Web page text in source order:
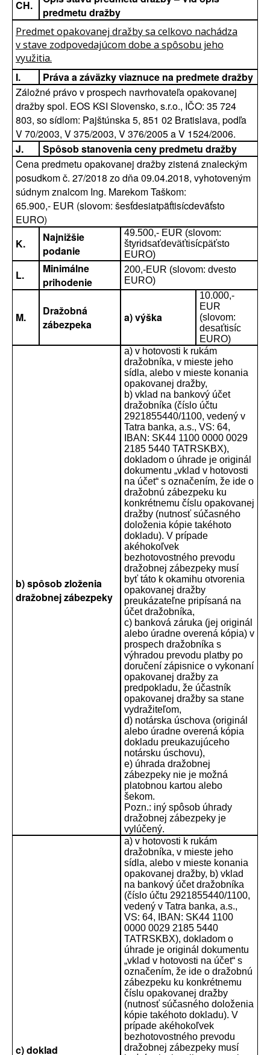
CH.
predmetu dražby
Predmet opakovanej dražby sa celkovo nachádza
v stave zodpovedajúcom dobe a spôsobu jeho
využitia.
I.
Práva a záväzky viaznuce na predmete dražby
Záložné právo v prospech navrhovateľa opakovanej
dražby spol. EOS KSI Slovensko, s.r.o., IČO: 35 724
803, so sídlom: Pajštúnska 5, 851 02 Bratislava, podľa
V 70/2003, V 375/2003, V 376/2005 a V 1524/2006.
J.
Spôsob stanovenia ceny predmetu dražby
Cena predmetu opakovanej dražby zistená znaleckým
posudkom č. 27/2018 zo dňa 09.04.2018, vyhotoveným
súdnym znalcom Ing. Marekom Taškom:
65.900,- EUR (slovom: šesťdesiatpäťtisícdeväťsto
EURO)
K.
Najnižšie
podanie
49.500,- EUR (slovom:
štyridsaťdeväťtisícpäťsto
EURO)
L.
Minimálne
prihodenie
200,-EUR (slovom: dvesto
EURO)
M.
Dražobná
zábezpeka
a) výška
10.000,-
EUR
(slovom:
desaťtisíc
EURO)
b) spôsob zloženia
dražobnej zábezpeky
a) v hotovosti k rukám
dražobníka, v mieste jeho
sídla, alebo v mieste konania
opakovanej dražby,
b) vklad na bankový účet
dražobníka (číslo účtu
2921855440/1100, vedený v
Tatra banka, a.s., VS: 64,
IBAN: SK44 1100 0000 0029
2185 5440 TATRSKBX),
dokladom o úhrade je originál
dokumentu „vklad v hotovosti
na účet“ s označením, že ide o
dražobnú zábezpeku ku
konkrétnemu číslu opakovanej
dražby (nutnosť súčasného
doloženia kópie takéhoto
dokladu). V prípade
akéhokoľvek
bezhotovostného prevodu
dražobnej zábezpeky musí
byť táto k okamihu otvorenia
opakovanej dražby
preukázateľne pripísaná na
účet dražobníka,
c) banková záruka (jej originál
alebo úradne overená kópia) v
prospech dražobníka s
výhradou prevodu platby po
doručení zápisnice o vykonaní
opakovanej dražby za
predpokladu, že účastník
opakovanej dražby sa stane
vydražiteľom,
d) notárska úschova (originál
alebo úradne overená kópia
dokladu preukazujúceho
notársku úschovu),
e) úhrada dražobnej
zábezpeky nie je možná
platobnou kartou alebo
šekom.
Pozn.: iný spôsob úhrady
dražobnej zábezpeky je
vylúčený.
c) doklad
a) v hotovosti k rukám
dražobníka, v mieste jeho
sídla, alebo v mieste konania
opakovanej dražby, b) vklad
na bankový účet dražobníka
(číslo účtu 2921855440/1100,
vedený v Tatra banka, a.s.,
VS: 64, IBAN: SK44 1100
0000 0029 2185 5440
TATRSKBX), dokladom o
úhrade je originál dokumentu
„vklad v hotovosti na účet“ s
označením, že ide o dražobnú
zábezpeku ku konkrétnemu
číslu opakovanej dražby
(nutnosť súčasného doloženia
kópie takéhoto dokladu). V
prípade akéhokoľvek
bezhotovostného prevodu
dražobnej zábezpeky musí